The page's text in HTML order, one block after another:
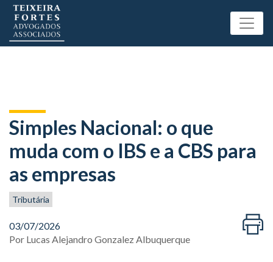
Simples Nacional: o que
muda com o IBS e a CBS para
as empresas
Tributária
03/07/2026
Por Lucas Alejandro Gonzalez Albuquerque